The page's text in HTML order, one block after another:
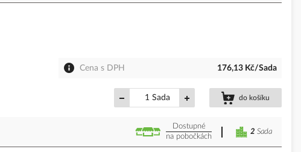
Cena s DPH 176,13 Kč/Sada
Sada do košíku
Dostupné
na pobočkách
2 Sada